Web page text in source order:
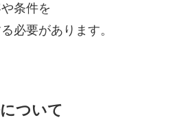
条件を
必要があります。
ついて